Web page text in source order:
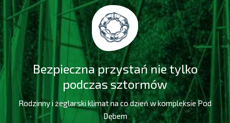
Bezpieczna przystań nie tylko
podczas sztormów
Rodzinny i żeglarski klimat na co dzień w kompleksie Pod
Dębem